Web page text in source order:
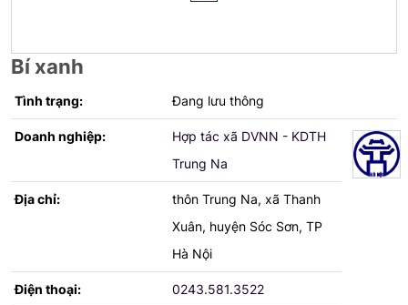
Bí xanh
Tình trạng: Đang lưu thông
Doanh nghiệp:
Hợp tác xã DVNN - KDTH
Trung Na
Địa chỉ:
thôn Trung Na, xã Thanh
Xuân, huyện Sóc Sơn, TP
Hà Nội
Điện thoại: 0243.581.3522